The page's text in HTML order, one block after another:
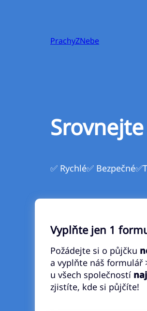
PrachyZNebe
✅ Rychlé✅ Bezpečné
Vyplňte jen 1
Požádejte si o půjčku
a vyplňte náš formulář
u všech společností
zjistíte, kde si půjčíte!